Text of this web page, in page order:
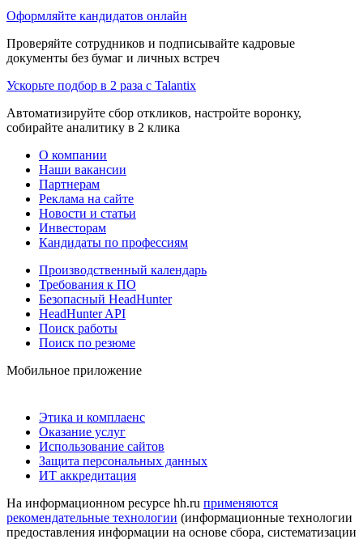
Оформляйте кандидатов онлайн
Проверяйте сотрудников и подписывайте кадровые
документы без бумаг и личных встреч
Ускорьте подбор в 2 раза с Talantix
Автоматизируйте сбор откликов, настройте воронку,
собирайте аналитику в 2 клика
О компании
Наши вакансии
Партнерам
Реклама на сайте
Новости и статьи
Инвесторам
Кандидаты по профессиям
Производственный календарь
Требования к ПО
Безопасный HeadHunter
HeadHunter API
Поиск работы
Поиск по резюме
Мобильное приложение
Этика и комплаенс
Оказание услуг
Использование сайтов
Защита персональных данных
ИТ аккредитация
На информационном ресурсе hh.ru применяются
рекомендательные технологии (информационные технологии
предоставления информации на основе сбора, систематизации